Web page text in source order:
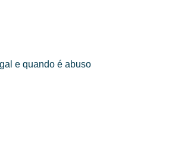
e quando é abuso